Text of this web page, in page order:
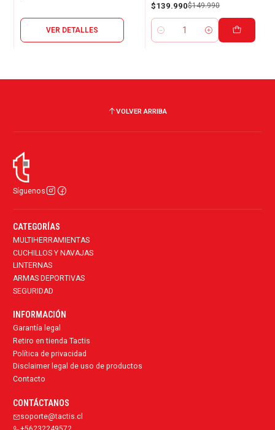
VER DETALLES
$139.990$149.990
Cantidad
VOLVER ARRIBA
Síguenos
CATEGORÍAS
MULTIHERRAMIENTAS
CUCHILLOS Y NAVAJAS
LINTERNAS
ARMAS DEPORTIVAS
SEGURIDAD
INFORMACIÓN
Garantía legal
Retiro en tienda Tactis
Política de privacidad
Disclaimer legal de uso de productos
Contacto
CONTÁCTANOS
soporte@tactis.cl